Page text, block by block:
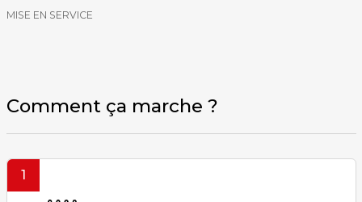
MISE EN SERVICE
Comment ça marche ?
1